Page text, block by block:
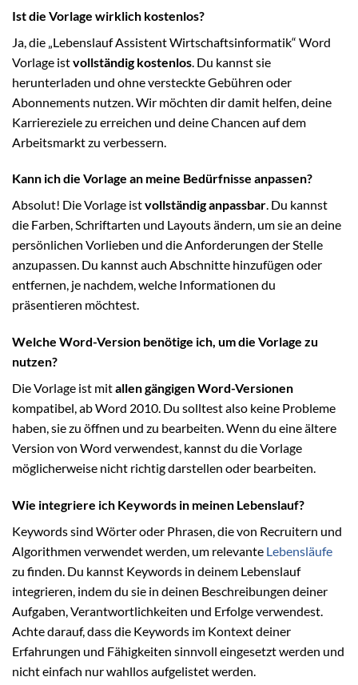
Ist die Vorlage wirklich kostenlos?
Ja, die „Lebenslauf Assistent Wirtschaftsinformatik“ Word
Vorlage istvollständig kostenlos . Du kannst sie
herunterladen und ohne versteckte Gebühren oder
Abonnements nutzen. Wir möchten dir damit helfen, deine
Karriereziele zu erreichen und deine Chancen auf dem
Arbeitsmarkt zu verbessern.
Kann ich die Vorlage an meine Bedürfnisse anpassen?
Absolut! Die Vorlage istvollständig anpassbar. Du kannst
die Farben, Schriftarten und Layouts ändern, um sie an deine
persönlichen Vorlieben und die Anforderungen der Stelle
anzupassen. Du kannst auch Abschnitte hinzufügen oder
entfernen, je nachdem, welche Informationen du
präsentieren möchtest.
Welche Word-Version benötige ich, um die Vorlage zu
nutzen?
Die Vorlage ist mitallen gängigen Word-Versionen
kompatibel, ab Word 2010. Du solltest also keine Probleme
haben, sie zu öffnen und zu bearbeiten. Wenn du eine ältere
Version von Word verwendest, kannst du die Vorlage
möglicherweise nicht richtig darstellen oder bearbeiten.
Wie integriere ich Keywords in meinen Lebenslauf?
Keywords sind Wörter oder Phrasen, die von Recruitern und
Algorithmen verwendet werden, um relevante Lebensläufe
zu finden. Du kannst Keywords in deinem Lebenslauf
integrieren, indem du sie in deinen Beschreibungen deiner
Aufgaben, Verantwortlichkeiten und Erfolge verwendest.
Achte darauf, dass die Keywords im Kontext deiner
Erfahrungen und Fähigkeiten sinnvoll eingesetzt werden und
nicht einfach nur wahllos aufgelistet werden.